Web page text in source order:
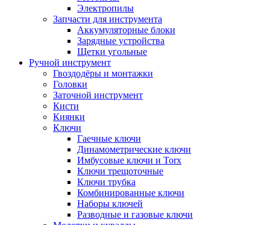
Электропилы
Запчасти для инструмента
Аккумуляторные блоки
Зарядные устройства
Щетки угольные
Ручной инструмент
Гвоздодёры и монтажки
Головки
Заточной инструмент
Кисти
Киянки
Ключи
Гаечные ключи
Динамометрические ключи
Имбусовые ключи и Torx
Ключи трещоточные
Ключи трубка
Комбинированные ключи
Наборы ключей
Разводные и газовые ключи